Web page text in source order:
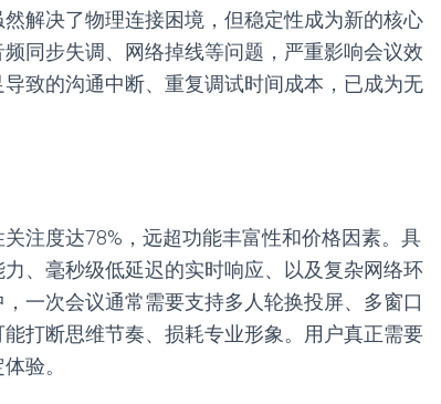
解决了物理连接困境，但稳定性成为新的核心
同步失调、网络掉线等问题，严重影响会议效
致的沟通中断、重复调试时间成本，已成为无
注度达78%，远超功能丰富性和价格因素。具
、毫秒级低延迟的实时响应、以及复杂网络环
一次会议通常需要支持多人轮换投屏、多窗口
打断思维节奏、损耗专业形象。用户真正需要
验。